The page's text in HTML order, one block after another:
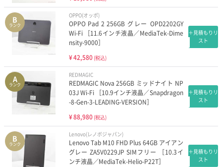
B
ランク
OPPO(オッポ)
OPPO Pad 2 256GB グレー OPD2202GY
Wi-Fi ［11.6インチ液晶／MediaTek-Dime
nsity-9000］
¥42,580 (税込)
＋見積もりリ
スト
A
ランク
REDMAGIC
REDMAGIC Nova 256GB ミッドナイト NP
03J Wi-Fi ［10.9インチ液晶／Snapdragon
-8-Gen-3-LEADING-VERSION］
¥88,980 (税込)
＋見積もりリ
スト
B
ランク
Lenovo(レノボジャパン)
Lenovo Tab M10 FHD Plus 64GB アイアン
グレー ZA5V0229JP SIMフリー ［10.3イ
ンチ液晶／MediaTek-Helio-P22T］
＋見積もりリ
スト